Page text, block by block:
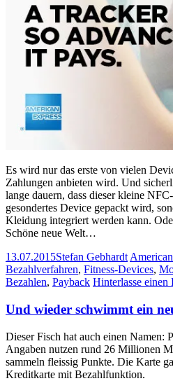
Es wird nur das erste von vielen
Zahlungen anbieten wird. Und
lange dauern, dass dieser kleine
gesondertes Device gepackt wird,
Kleidung integriert werden kann.
Schöne neue Welt…
13.07.2015Stefan Gebhardt
Bezahlverfahren, Fitness-Devices,
Bezahlen, Payback Hinterlasse einen
Und wieder schwimmt ein
Dieser Fisch hat auch einen Namen:
Angaben nutzen rund 26 Millionen
sammeln fleissig Punkte. Die Karte
Kreditkarte mit Bezahlfunktion.